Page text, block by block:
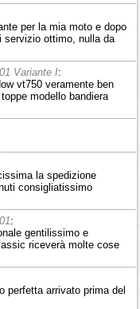
per la mia moto e dopo
servizio ottimo, nulla da
Variante I:
vt750 veramente ben
modello bandiera
la spedizione
consigliatissimo
:
gentilissimo e
riceverà molte cose
perfetta arrivato prima del